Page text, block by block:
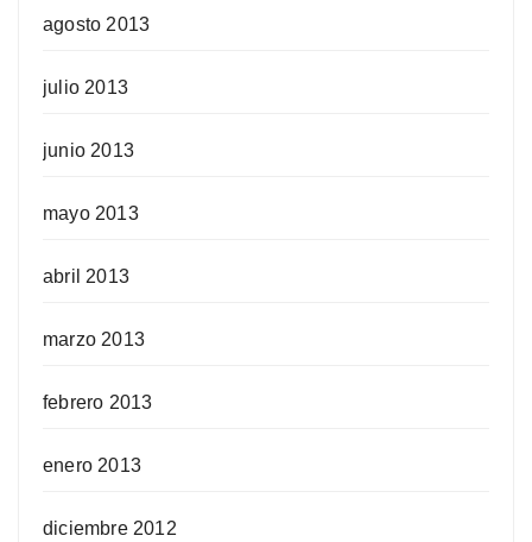
agosto 2013
julio 2013
junio 2013
mayo 2013
abril 2013
marzo 2013
febrero 2013
enero 2013
diciembre 2012